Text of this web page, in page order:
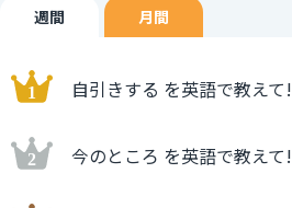
週間 月間
自引きする を英語で教えて!
今のところ を英語で教えて!